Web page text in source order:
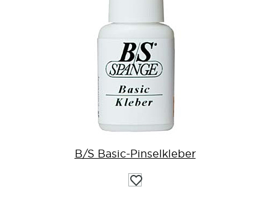
B/S Basic-Pinselkleber
Auf
die